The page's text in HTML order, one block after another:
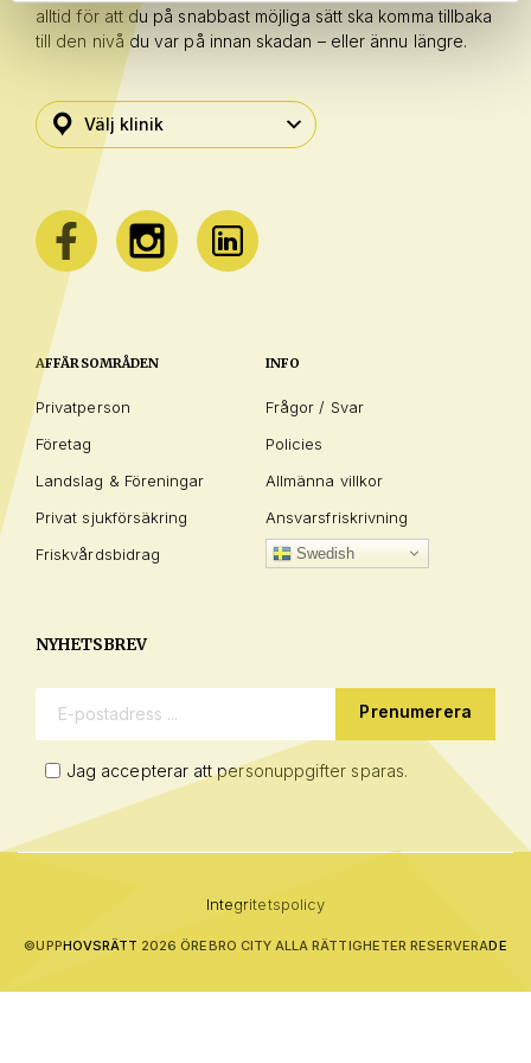
alltid för att du på snabbast möjliga sätt ska komma tillbaka
till den nivå du var på innan skadan – eller ännu längre.
AFFÄRSOMRÅDEN
Privatperson
Företag
Landslag & Föreningar
Privat sjukförsäkring
Friskvårdsbidrag
INFO
Frågor / Svar
Policies
Allmänna villkor
Ansvarsfriskrivning
Swedish
NYHETSBREV
E-postadress:
Jag accepterar att personuppgifter sparas.
Integritetspolicy
©UPPHOVSRÄTT 2026 ÖREBRO CITY ALLA RÄTTIGHETER RESERVERADE